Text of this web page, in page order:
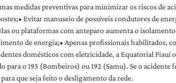
medidas preventivas para minimizar os riscos de
Evitar manuseio de possíveis condutores de
ou plataformas com anteparo aumenta o
de energia;• Apenas profissionais habilitados,
domésticos com eletricidade, a Equatorial
o 193 (Bombeiros) ou 192 (Samu). Se o acidente
que seja feito o desligamento da rede.